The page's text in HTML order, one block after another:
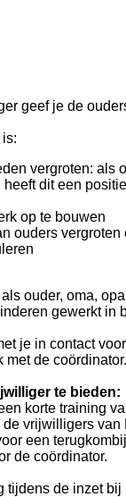
geef je de
vergroten: als
heeft dit een
op te bouwen
ouders vergroten
ouder, oma,
gewerkt in
je in contact
met de coördinator.
te bieden:
korte training
vrijwilligers van
een
de coördinator.
tijdens de inzet bij